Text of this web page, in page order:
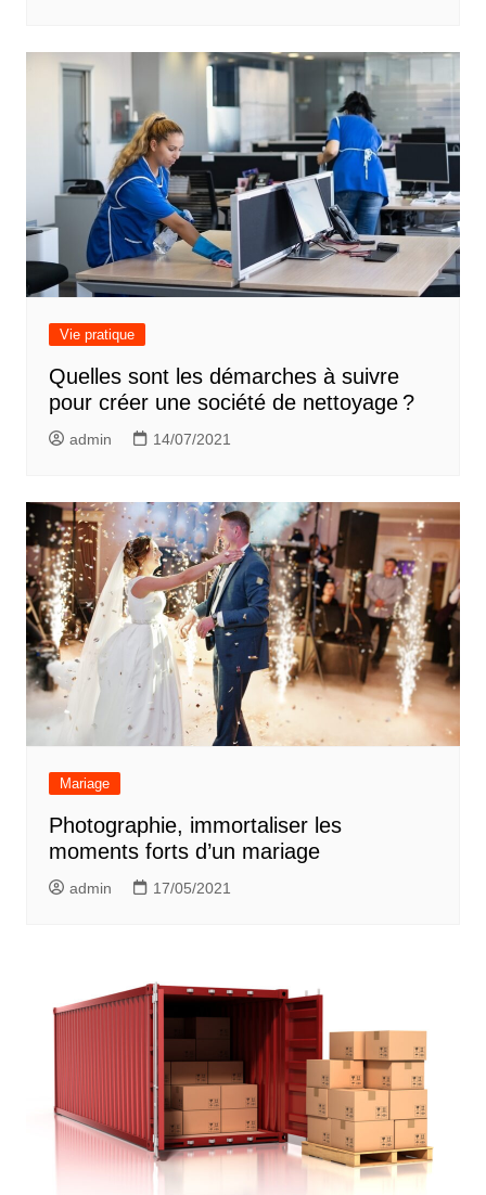
Vie pratique
Quelles sont les démarches à suivre
pour créer une société de nettoyage ?
admin 14/07/2021
Mariage
Photographie, immortaliser les
moments forts d’un mariage
admin 17/05/2021